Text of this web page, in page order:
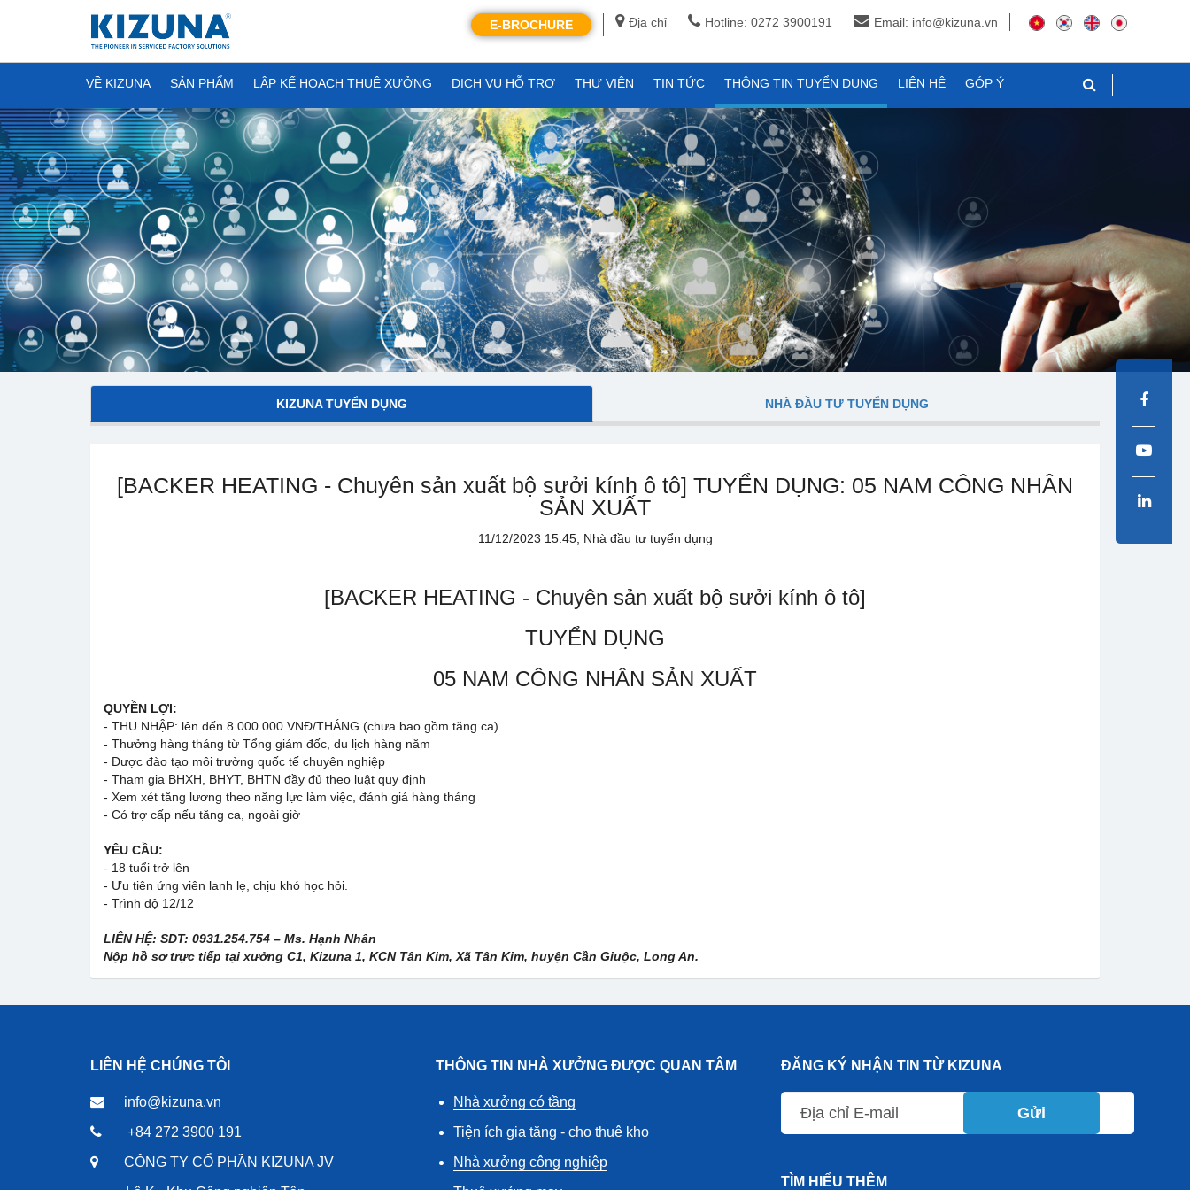
Địa chỉ Hotline: 0272 3900191 Email: info@kizuna.vn
E-BROCHURE
VỀ KIZUNA SẢN PHẨM LẬP KẾ HOẠCH THUÊ XƯỞNG DỊCH VỤ HỖ TRỢ THƯ VIỆN TIN TỨC THÔNG TIN TUYỂN DỤNG LIÊN HỆ GÓP Ý
KIZUNA TUYỂN DỤNG NHÀ ĐẦU TƯ TUYỂN DỤNG
[BACKER HEATING - Chuyên sản xuất bộ sưởi kính ô tô] TUYỂN DỤNG: 05 NAM CÔNG NHÂN
SẢN XUẤT
11/12/2023 15:45, Nhà đầu tư tuyển dụng
[BACKER HEATING - Chuyên sản xuất bộ sưởi kính ô tô]
TUYỂN DỤNG
05 NAM CÔNG NHÂN SẢN XUẤT
QUYỀN LỢI:
- THU NHẬP: lên đến 8.000.000 VNĐ/THÁNG (chưa bao gồm tăng ca)
- Thưởng hàng tháng từ Tổng giám đốc, du lịch hàng năm
- Được đào tạo môi trường quốc tế chuyên nghiệp
- Tham gia BHXH, BHYT, BHTN đầy đủ theo luật quy định
- Xem xét tăng lương theo năng lực làm việc, đánh giá hàng tháng
- Có trợ cấp nếu tăng ca, ngoài giờ
YÊU CẦU:
- 18 tuổi trở lên
- Ưu tiên ứng viên lanh lẹ, chịu khó học hỏi.
- Trình độ 12/12
LIÊN HỆ: SDT: 0931.254.754 – Ms. Hạnh Nhân
Nộp hồ sơ trực tiếp tại xưởng C1, Kizuna 1, KCN Tân Kim, Xã Tân Kim, huyện Cần Giuộc, Long An.
LIÊN HỆ CHÚNG TÔI
info@kizuna.vn
+84 272 3900 191
CÔNG TY CỔ PHẦN KIZUNA JV
THÔNG TIN NHÀ XƯỞNG ĐƯỢC QUAN TÂM
Nhà xưởng có tầng
Tiện ích gia tăng - cho thuê kho
Nhà xưởng công nghiệp
ĐĂNG KÝ NHẬN TIN TỪ KIZUNA
Gửi
TÌM HIỂU THÊM